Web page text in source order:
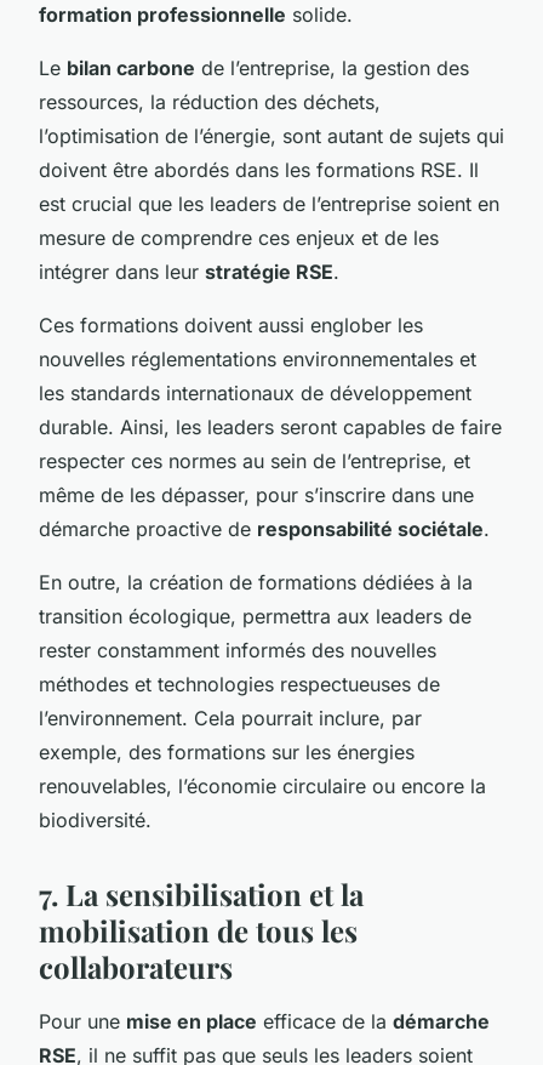
formation professionnelle solide.
Le bilan carbone de l’entreprise, la gestion des
ressources, la réduction des déchets,
l’optimisation de l’énergie, sont autant de sujets qui
doivent être abordés dans les formations RSE. Il
est crucial que les leaders de l’entreprise soient en
mesure de comprendre ces enjeux et de les
intégrer dans leur stratégie RSE.
Ces formations doivent aussi englober les
nouvelles réglementations environnementales et
les standards internationaux de développement
durable. Ainsi, les leaders seront capables de faire
respecter ces normes au sein de l’entreprise, et
même de les dépasser, pour s’inscrire dans une
démarche proactive de responsabilité sociétale.
En outre, la création de formations dédiées à la
transition écologique, permettra aux leaders de
rester constamment informés des nouvelles
méthodes et technologies respectueuses de
l’environnement. Cela pourrait inclure, par
exemple, des formations sur les énergies
renouvelables, l’économie circulaire ou encore la
biodiversité.
7. La sensibilisation et la
mobilisation de tous les
collaborateurs
Pour une mise en place efficace de la démarche
RSE, il ne suffit pas que seuls les leaders soient